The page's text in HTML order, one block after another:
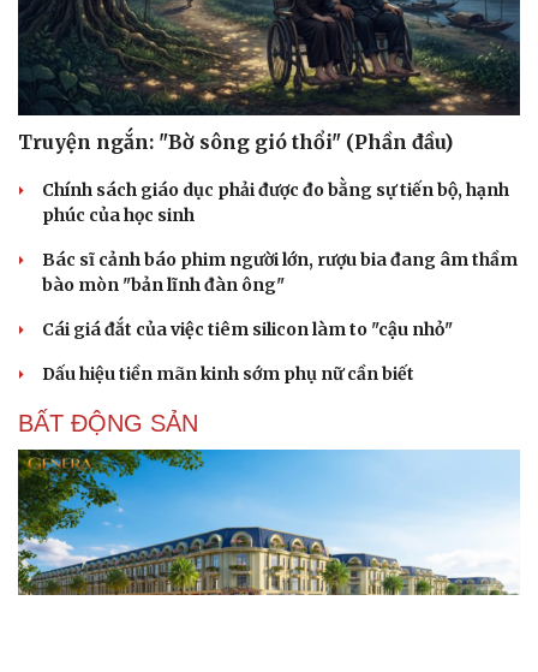
Truyện ngắn: "Bờ sông gió thổi" (Phần đầu)
Chính sách giáo dục phải được đo bằng sự tiến bộ, hạnh
phúc của học sinh
Bác sĩ cảnh báo phim người lớn, rượu bia đang âm thầm
bào mòn "bản lĩnh đàn ông"
Cái giá đắt của việc tiêm silicon làm to "cậu nhỏ"
Dấu hiệu tiền mãn kinh sớm phụ nữ cần biết
BẤT ĐỘNG SẢN